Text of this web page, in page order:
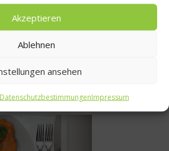
Akzeptieren
Ablehnen
ansehen
DatenschutzbestimmungenImpressum
startklar
20. August 2020